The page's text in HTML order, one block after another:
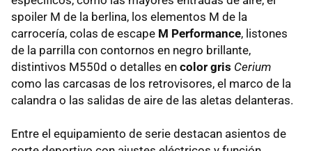
spoiler M de la berlina, los elementos M de la
carrocería, colas de escape M Performance, listones
de la parrilla con contornos en negro brillante,
distintivos M550d o detalles en color gris Cerium
como las carcasas de los retrovisores, el marco de la
calandra o las salidas de aire de las aletas delanteras.
Entre el equipamiento de serie destacan asientos de